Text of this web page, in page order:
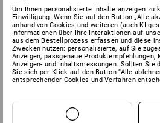
XML / openTrans 1.0
EDIfact
IDOC
CSV
cXML
Um Ihnen personalisierte Inhalte anzeigen zu
Einwilligung. Wenn Sie auf den Button „Alle
anhand von Cookies und weiteren (auch KI-
Informationen über Ihre Interaktionen auf
aus dem Bestellprozess erfassen und diese
Zwecken nutzen: personalisierte, auf Sie
Anzeigen, passgenaue
Anzeigen- und Inhaltsmessungen. Sollten Sie
Sie sich per Klick auf den Button “Alle
entsprechender Cookies und Verfahren